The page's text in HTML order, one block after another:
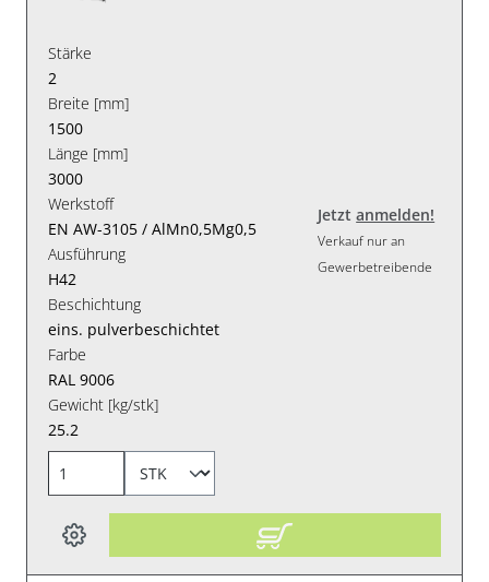
Stärke
2
Breite [mm]
1500
Länge [mm]
3000
Werkstoff
EN AW-3105 / AlMn0,5Mg0,5
Ausführung
H42
Beschichtung
eins. pulverbeschichtet
Farbe
RAL 9006
Gewicht [kg/stk]
25.2
Jetztanmelden!
Verkauf nur an
Gewerbetreibende